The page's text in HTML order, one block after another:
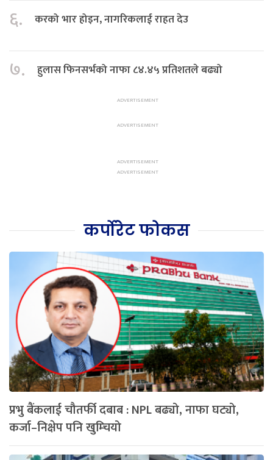
६. करको भार होइन, नागरिकलाई राहत देउ
७. हुलास फिनसर्भको नाफा ८४.४५ प्रतिशतले बढ्यो
कर्पोरेट फोकस
प्रभु बैंकलाई चौतर्फी दबाब : NPL बढ्यो, नाफा घट्यो,
कर्जा–निक्षेप पनि खुम्चियो